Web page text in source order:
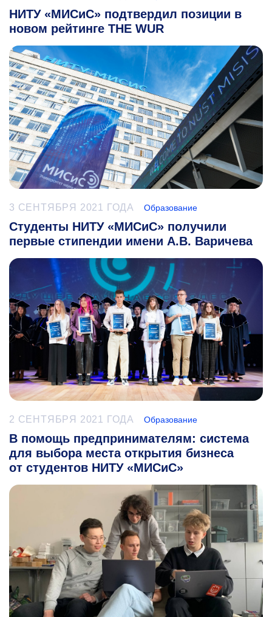
НИТУ «МИСиС» подтвердил позиции в
новом рейтинге THE WUR
3 СЕНТЯБРЯ 2021 ГОДА Образование
Студенты НИТУ «МИСиС» получили
первые стипендии имени А.В. Варичева
2 СЕНТЯБРЯ 2021 ГОДА Образование
В помощь предпринимателям: система
для выбора места открытия бизнеса
от студентов НИТУ «МИСиС»